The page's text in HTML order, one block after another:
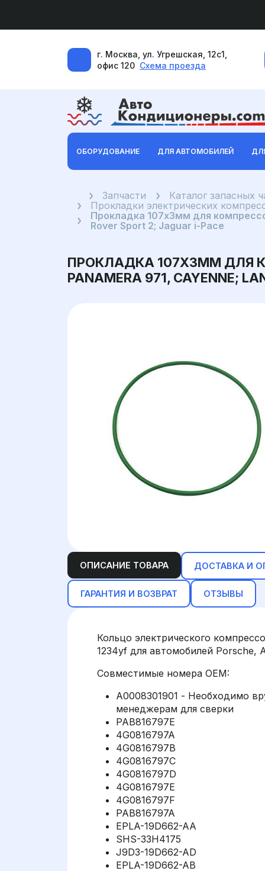
г. Москва, ул. Угрешская, 12с1,
офис 120 Схема проезда
ОБОРУДОВАНИЕ ДЛЯ АВТОМОБИЛЕЙ
ГлавнаяЗапчасти Каталог запасных
Прокладки электрических
Прокладка 107x3мм для
Rover Sport 2; Jaguar i-Pace
ПРОКЛАДКА 107X3ММ ДЛЯ
PANAMERA 971, CAYENNE;
ОПИСАНИЕ ТОВАРА ДОСТАВКА И
ГАРАНТИЯ И ВОЗВРАТ ОТЗЫВЫ
Кольцо электрического
1234yf для автомобилей Porsche,
Совместимые номера OEM:
A0008301901 - Необходимо
менеджерам для сверки
PAB816797E
4G0816797A
4G0816797B
4G0816797C
4G0816797D
4G0816797E
4G0816797F
PAB816797A
EPLA-19D662-AA
SHS-33H4175
J9D3-19D662-AD
EPLA-19D662-AB